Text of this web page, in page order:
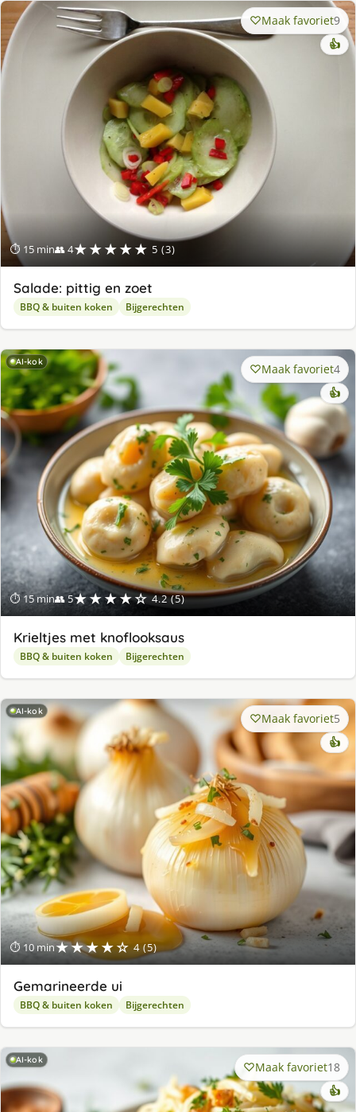
⏱ 15 min👥 4★★★★★ 5 (3)
Maak favoriet9
👍
Salade: pittig en zoet
BBQ & buiten koken Bijgerechten
AI-kok
⏱ 15 min👥 5★★★★☆ 4.2 (5)
Maak favoriet4
👍
Krieltjes met knoflooksaus
BBQ & buiten koken Bijgerechten
AI-kok
⏱ 10 min★★★★☆ 4 (5)
Maak favoriet5
👍
Gemarineerde ui
BBQ & buiten koken Bijgerechten
AI-kok Maak favoriet18
👍